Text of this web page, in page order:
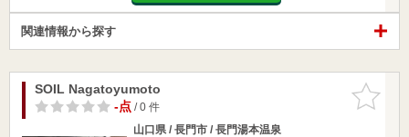
関連情報から探す
お気に入
りに追加
SOIL Nagatoyumoto
-点/ 0 件
山口県 / 長門市 / 長門湯本温泉